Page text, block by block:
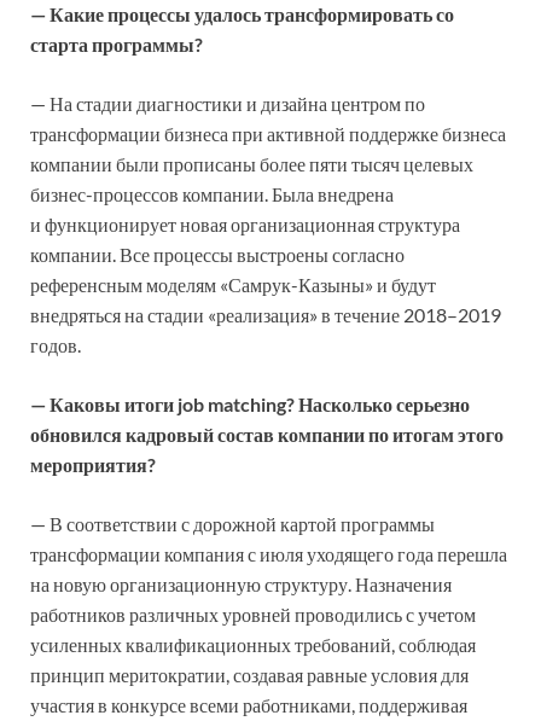
— Какие процессы удалось трансформировать со
старта программы?
— На стадии диагностики и дизайна центром по
трансформации бизнеса при активной поддержке бизнеса
компании были прописаны более пяти тысяч целевых
бизнес-процессов компании. Была внедрена
и функционирует новая организационная структура
компании. Все процессы выстроены согласно
референсным моделям «Самрук-Казыны» и будут
внедряться на стадии «реализация» в течение 2018–2019
годов.
— Каковы итоги job matching? Насколько серьезно
обновился кадровый состав компании по итогам этого
мероприятия?
— В соответствии с дорожной картой программы
трансформации компания с июля уходящего года перешла
на новую организационную структуру. Назначения
работников различных уровней проводились с учетом
усиленных квалификационных требований, соблюдая
принцип меритократии, создавая равные условия для
участия в конкурсе всеми работниками, поддерживая